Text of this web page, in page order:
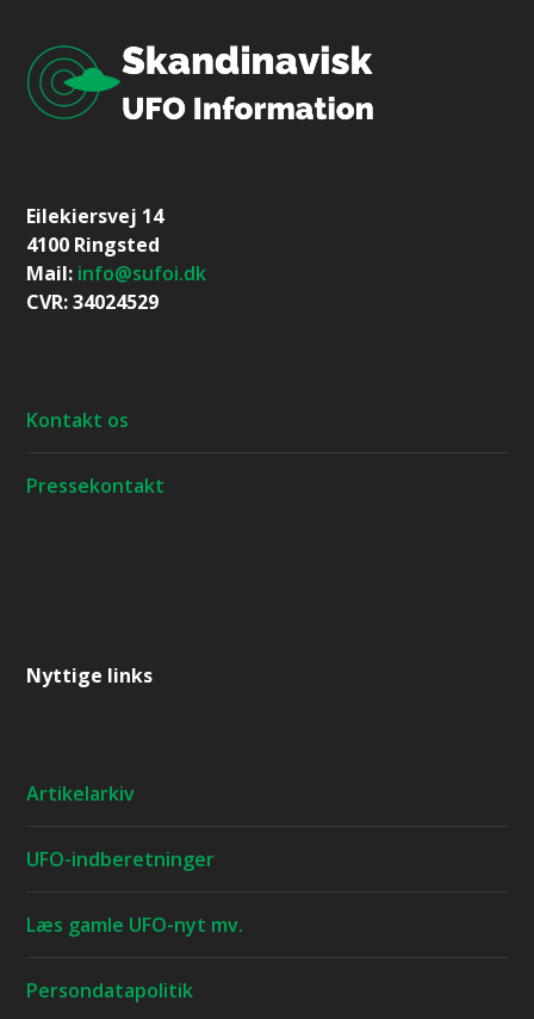
Eilekiersvej 14
4100 Ringsted
Mail: info@sufoi.dk
CVR: 34024529
Kontakt os
Pressekontakt
Nyttige links
Artikelarkiv
UFO-indberetninger
Læs gamle UFO-nyt mv.
Persondatapolitik